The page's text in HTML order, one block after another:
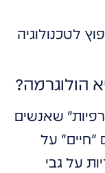
לטכנולוגיה
הולוגרמה?
שאנשים
"חיים" על
על גבי